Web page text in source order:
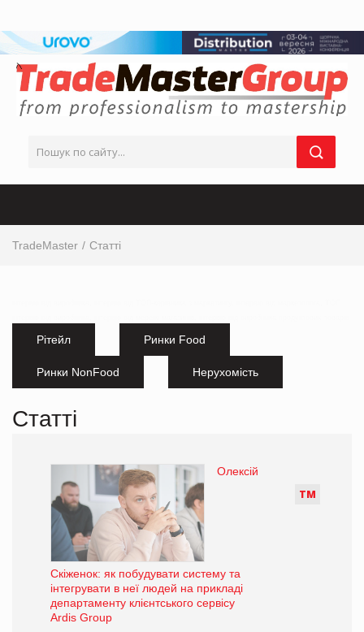
TradeMaster Статті
Рітейл Ринки Food
Ринки NonFood Нерухомість
Статті
ТМ
Олексій
Скіженок: як побудувати систему та
інтегрувати в неї людей на прикладі
департаменту клієнтського сервісу
Ardis Group